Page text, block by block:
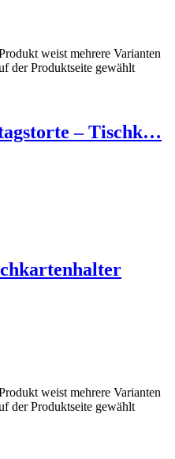
weist mehrere Varianten
der Produktseite gewählt
– Tischk…
weist mehrere Varianten
der Produktseite gewählt